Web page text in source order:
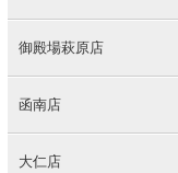
御殿場萩原店
函南店
大仁店